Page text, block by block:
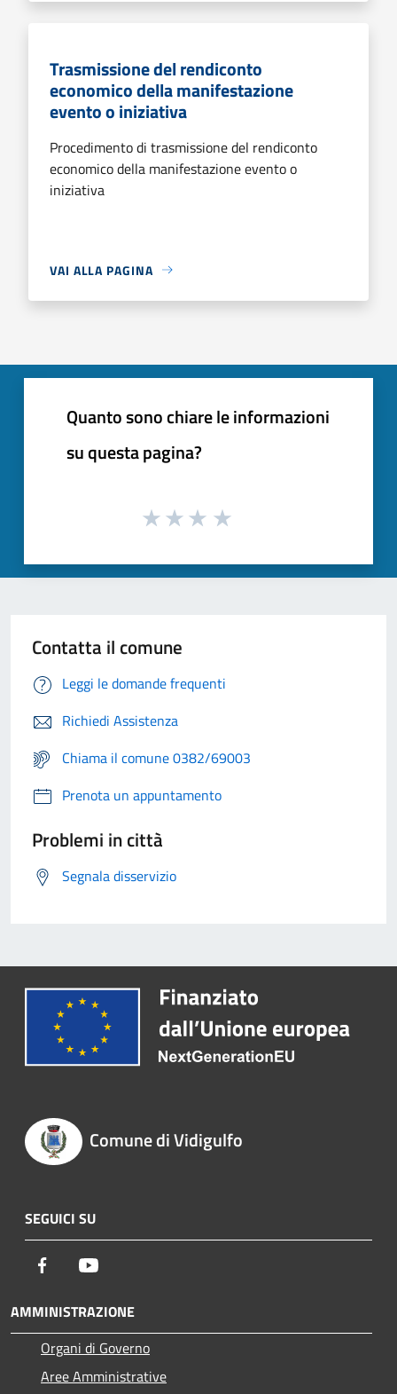
Trasmissione del rendiconto
economico della manifestazione
evento o iniziativa
Procedimento di trasmissione del rendiconto
economico della manifestazione evento o
iniziativa
VAI ALLA PAGINA
Quanto sono chiare le informazioni
su questa pagina?
Contatta il comune
Leggi le domande frequenti
Richiedi Assistenza
Chiama il comune 0382/69003
Prenota un appuntamento
Problemi in città
Segnala disservizio
Comune di Vidigulfo
SEGUICI SU
Facebook
AMMINISTRAZIONE
Organi di Governo
Aree Amministrative